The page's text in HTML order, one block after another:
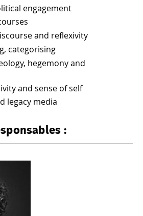
engagement
and reflexivity
categorising
hegemony and
and sense of self
legacy media
: